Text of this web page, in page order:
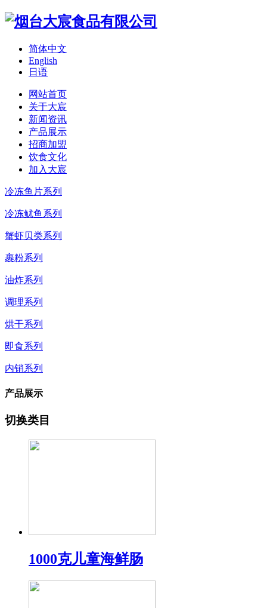
简体中文
English
日语
网站首页
关于大宸
新闻资讯
产品展示
招商加盟
饮食文化
加入大宸
冷冻鱼片系列
冷冻鱿鱼系列
蟹虾贝类系列
裹粉系列
油炸系列
调理系列
烘干系列
即食系列
内销系列
产品展示
切换类目
1000克儿童海鲜肠